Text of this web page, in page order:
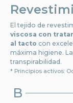
El tejido de
viscosa con
al tacto con
máxima higiene. La
transpirabilidad.
* Principios activos:
B